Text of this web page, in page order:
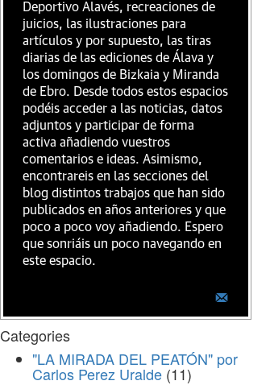
Deportivo Alavés, recreaciones de
juicios, las ilustraciones para
artículos y por supuesto, las tiras
diarias de las ediciones de Álava y
los domingos de Bizkaia y Miranda
de Ebro. Desde todos estos espacios
podéis acceder a las noticias, datos
adjuntos y participar de forma
activa añadiendo vuestros
comentarios e ideas. Asimismo,
encontrareis en las secciones del
blog distintos trabajos que han sido
publicados en años anteriores y que
poco a poco voy añadiendo. Espero
que sonriáis un poco navegando en
este espacio.
Categories
"LA MIRADA DEL PEATÓN" por
Carlos Perez Uralde (11)